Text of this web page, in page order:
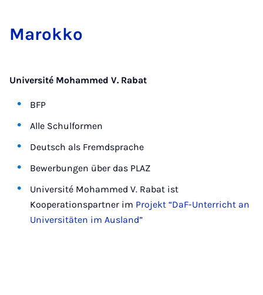
Ma­rok­ko
Université Mohammed V. Rabat
BFP
Alle Schulformen
Deutsch als Fremdsprache
Bewerbungen über das PLAZ
Université Mohammed V. Rabat ist
Kooperationspartner im Projekt “DaF-Unterricht an
Universitäten im Ausland”